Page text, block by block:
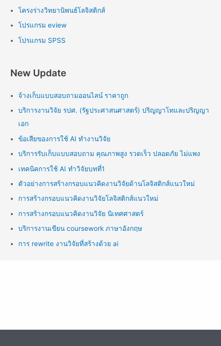
โครงร่างวิทยานิพนธ์โลจิสติกส์
โปรแกรม eview
โปรแกรม SPSS
New Update
จ้างเก็บแบบสอบถามออนไลน์ ราคาถูก
บริการงานวิจัย รปศ. (รัฐประศาสนศาสตร์) ปริญญาโทและปริญญา
เอก
ข้อเสียของการใช้ AI ทำงานวิจัย
บริการรับเก็บแบบสอบถาม คุณภาพสูง รวดเร็ว ปลอดภัย ไม่แพง
เทคนิคการใช้ AI ทำวิจัยบทที่1
ตัวอย่างการสร้างกรอบแนวคิดงานวิจัยด้านโลจิสติกส์แนวใหม่
การสร้างกรอบแนวคิดงานวิจัยโลจิสติกส์แนวใหม่
การสร้างกรอบแนวคิดงานวิจัย นิเทศศาสตร์
บริการงานเขียน coursework ภาษาอังกฤษ
การ rewrite งานวิจัยที่สร้างด้วย ai